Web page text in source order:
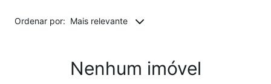
Ordenar por: Mais relevante
Nenhum imóvel